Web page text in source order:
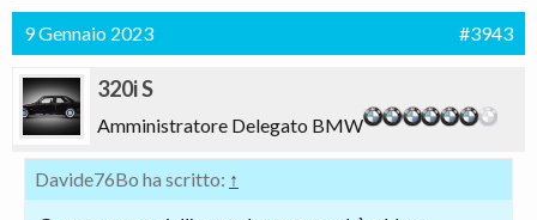
9 Gennaio 2023 #3943
320i S
Amministratore Delegato BMW
Davide76Bo ha scritto: ↑